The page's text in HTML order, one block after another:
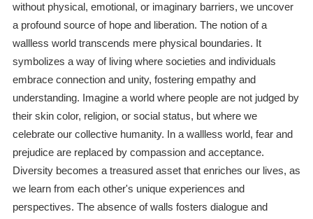
without physical, emotional, or imaginary barriers, we uncover
a profound source of hope and liberation. The notion of a
wallless world transcends mere physical boundaries. It
symbolizes a way of living where societies and individuals
embrace connection and unity, fostering empathy and
understanding. Imagine a world where people are not judged by
their skin color, religion, or social status, but where we
celebrate our collective humanity. In a wallless world, fear and
prejudice are replaced by compassion and acceptance.
Diversity becomes a treasured asset that enriches our lives, as
we learn from each other's unique experiences and
perspectives. The absence of walls fosters dialogue and